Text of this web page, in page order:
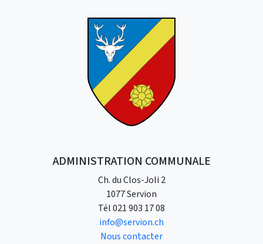
ADMINISTRATION COMMUNALE
Ch. du Clos-Joli 2
1077 Servion
Tél021 903 17 08
info@servion.ch
Nous contacter